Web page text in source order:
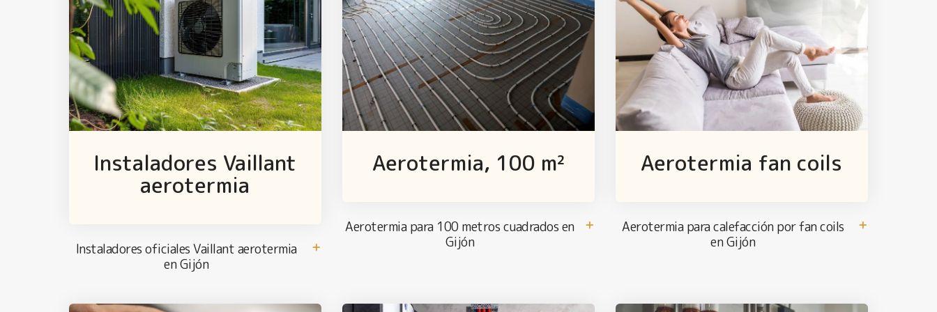
Instaladores Vaillant
aerotermia
Instaladores oficiales Vaillant aerotermia
en Gijón
Aerotermia, 100 m²
Aerotermia para 100 metros cuadrados en
Gijón
Aerotermia fan coils
Aerotermia para calefacción por fan coils
en Gijón